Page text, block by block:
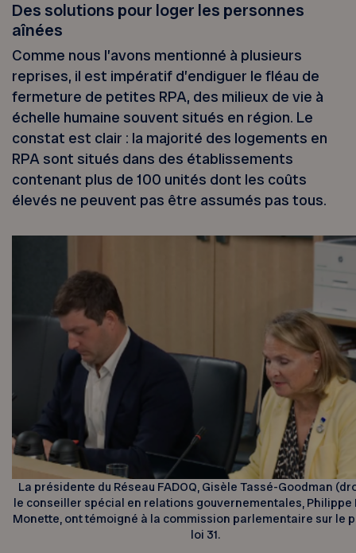
Des solutions pour loger les personnes
aînées
Comme nous l’avons mentionné à plusieurs
reprises, il est impératif d’endiguer le fléau de
fermeture de petites RPA, des milieux de vie à
échelle humaine souvent situés en région. Le
constat est clair : la majorité des logements en
RPA sont situés dans des établissements
contenant plus de 100 unités dont les coûts
élevés ne peuvent pas être assumés pas tous.
La présidente du Réseau FADOQ, Gisèle Tassé-Goodman
le conseiller spécial en relations gouvernementales, Philippe
Monette, ont témoigné à la commission parlementaire sur le
loi 31.